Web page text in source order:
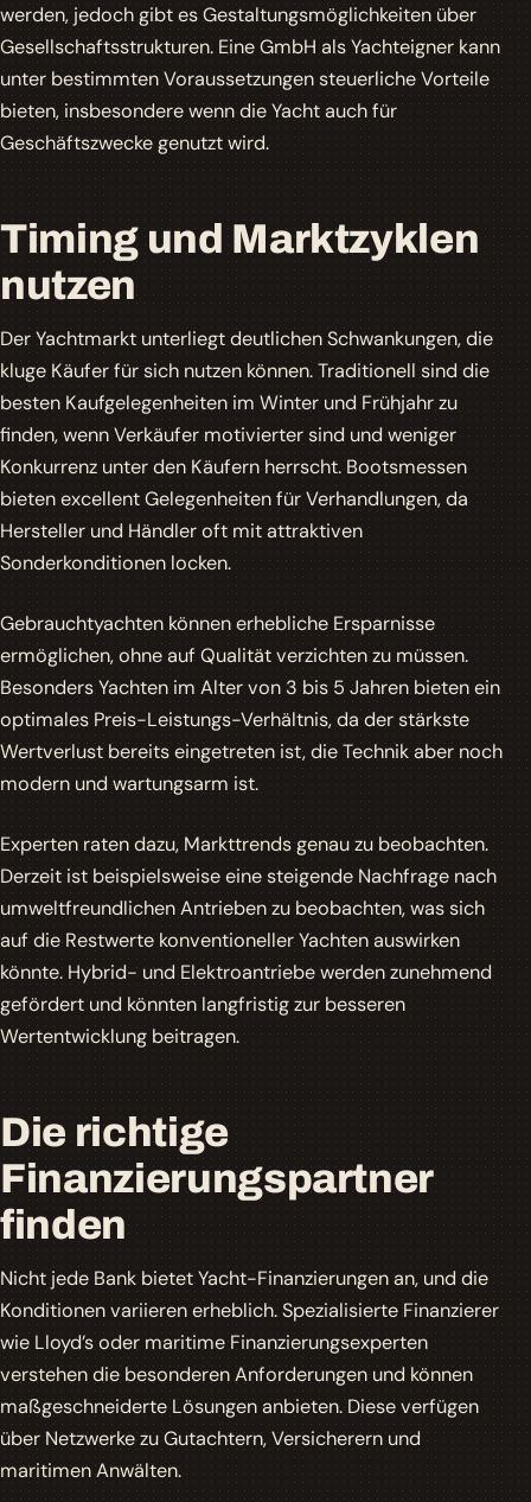
werden, jedoch gibt es Gestaltungsmöglichkeiten über
Gesellschaftsstrukturen. Eine GmbH als Yachteigner kann
unter bestimmten Voraussetzungen steuerliche Vorteile
bieten, insbesondere wenn die Yacht auch für
Geschäftszwecke genutzt wird.
Timing und Marktzyklen
nutzen
Der Yachtmarkt unterliegt deutlichen Schwankungen, die
kluge Käufer für sich nutzen können. Traditionell sind die
besten Kaufgelegenheiten im Winter und Frühjahr zu
finden, wenn Verkäufer motivierter sind und weniger
Konkurrenz unter den Käufern herrscht. Bootsmessen
bieten excellent Gelegenheiten für Verhandlungen, da
Hersteller und Händler oft mit attraktiven
Sonderkonditionen locken.
Gebrauchtyachten können erhebliche Ersparnisse
ermöglichen, ohne auf Qualität verzichten zu müssen.
Besonders Yachten im Alter von 3 bis 5 Jahren bieten ein
optimales Preis-Leistungs-Verhältnis, da der stärkste
Wertverlust bereits eingetreten ist, die Technik aber noch
modern und wartungsarm ist.
Experten raten dazu, Markttrends genau zu beobachten.
Derzeit ist beispielsweise eine steigende Nachfrage nach
umweltfreundlichen Antrieben zu beobachten, was sich
auf die Restwerte konventioneller Yachten auswirken
könnte. Hybrid- und Elektroantriebe werden zunehmend
gefördert und könnten langfristig zur besseren
Wertentwicklung beitragen.
Die richtige
Finanzierungspartner
finden
Nicht jede Bank bietet Yacht-Finanzierungen an, und die
Konditionen variieren erheblich. Spezialisierte Finanzierer
wie Lloyd’s oder maritime Finanzierungsexperten
verstehen die besonderen Anforderungen und können
maßgeschneiderte Lösungen anbieten. Diese verfügen
über Netzwerke zu Gutachtern, Versicherern und
maritimen Anwälten.